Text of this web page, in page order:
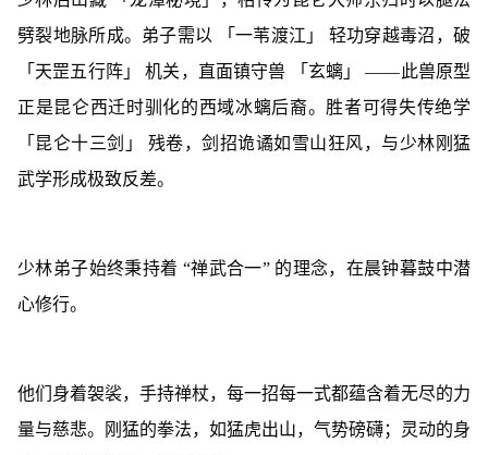
劈裂地脉所成。弟子需以 「一苇渡江」 轻功穿越毒沼，破
「天罡五行阵」 机关，直面镇守兽 「玄螭」 ——此兽原型
正是昆仑西迁时驯化的西域冰螭后裔。胜者可得失传绝学
「昆仑十三剑」 残卷，剑招诡谲如雪山狂风，与少林刚猛
武学形成极致反差。
少林弟子始终秉持着 “禅武合一” 的理念，在晨钟暮鼓中潜
心修行。
他们身着袈裟，手持禅杖，每一招每一式都蕴含着无尽的力
量与慈悲。刚猛的拳法，如猛虎出山，气势磅礴；灵动的身